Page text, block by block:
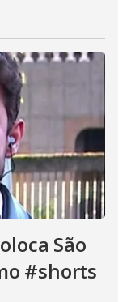
São
#shorts